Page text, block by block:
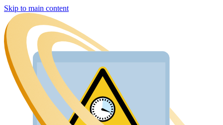
Skip to main content